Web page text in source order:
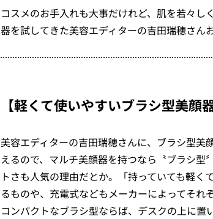
コスメのお手入れも大事だけれど、肌を若々
器を試してきた美容エディターの吉田瑞穂さん
【軽くて使いやすいブラシ型美顔器
美容エディターの吉田瑞穂さんに、ブラシ型
えるので、マルチ美顔器を持つなら〝ブラシ
トさも人気の理由だとか。「持っていても軽
るものや、充電式などもメーカーによってそれ
コンパクトなブラシ型ならば、デスクの上に